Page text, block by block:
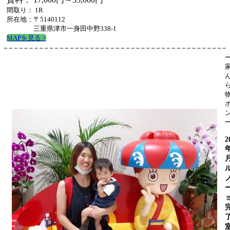
間取り： 1R
所在地：〒5140112
三重県津市一身田中野338-1
MAPを見る >